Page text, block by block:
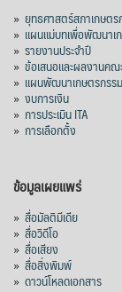
สภาเกษต
3 days ago
คณะรัฐมนตรี อนุ
คลองวังโตนด วง
ผลสำเร็จการผลัก
เมื่อวันที่ 5 สิงหา
อนุมัติโครงการอ่
จังหวัดจันทบุรี กร
กำหนดระยะเวลา
2576) โดยโครงก
ลูกบาศก์เมตร สา
» ยุทธศาสตร์สภาเกษต
» แผนแม่บทเพื่อพัฒนาเ
» รายงานประจำปี
» ข้อเสนอและผลงานคณ
» แผนพัฒนาเกษตรกรร
» งบการเงิน
» การประเมิน ITA
» การเลือกตั้ง
ข้อมูลเผยแพร่
» สื่อมัลติมีเดีย
» สื่อวิดีโอ
» สื่อเสียง
» สื่อสิ่งพิมพ์
» ดาวน์โหลดเอกสาร